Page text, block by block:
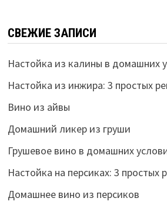
СВЕЖИЕ ЗАПИСИ
Настойка из калины в домашних
Настойка из инжира: 3 простых
Вино из айвы
Домашний ликер из груши
Грушевое вино в домашних
Настойка на персиках: 3 простых
Домашнее вино из персиков